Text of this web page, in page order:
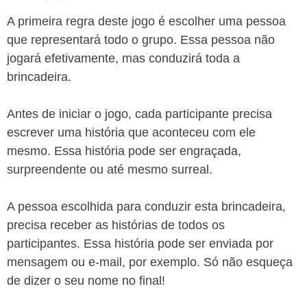
A primeira regra deste jogo é escolher uma pessoa
que representará todo o grupo. Essa pessoa não
jogará efetivamente, mas conduzirá toda a
brincadeira.
Antes de iniciar o jogo, cada participante precisa
escrever uma história que aconteceu com ele
mesmo. Essa história pode ser engraçada,
surpreendente ou até mesmo surreal.
A pessoa escolhida para conduzir esta brincadeira,
precisa receber as histórias de todos os
participantes. Essa história pode ser enviada por
mensagem ou e-mail, por exemplo. Só não esqueça
de dizer o seu nome no final!